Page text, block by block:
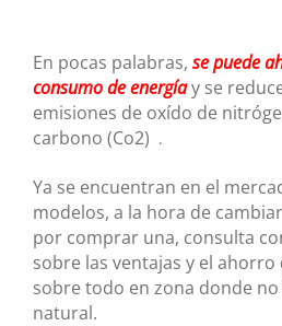
En pocas palabras, se puede
consumo de energíay se
emisiones de oxído de
carbono (Co2) .
Ya se encuentran en el
modelos, a la hora de
por comprar una, consulta
sobre las ventajas y el
sobre todo en zona donde no
natural.